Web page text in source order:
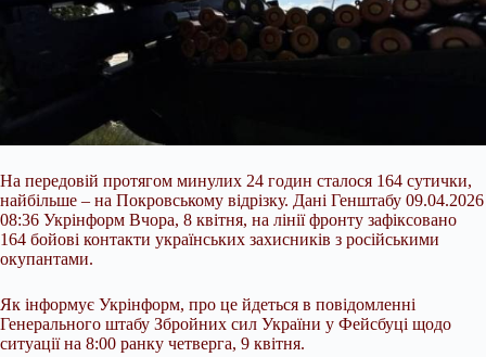
На передовій протягом минулих 24 годин сталося 164 сутички,
найбільше – на Покровському відрізку. Дані Генштабу 09.04.2026
08:36 Укрінформ Вчора, 8 квітня, на лінії фронту зафіксовано
164 бойові контакти українських захисників з російськими
окупантами.
Як інформує Укрінформ, про це йдеться в повідомленні
Генерального штабу Збройних сил України у Фейсбуці щодо
ситуації на 8:00 ранку четверга, 9 квітня.